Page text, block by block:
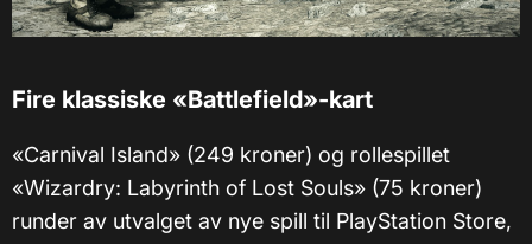
Fire klassiske «Battlefield»-kart
«Carnival Island» (249 kroner) og rollespillet
«Wizardry: Labyrinth of Lost Souls» (75 kroner)
runder av utvalget av nye spill til PlayStation Store,